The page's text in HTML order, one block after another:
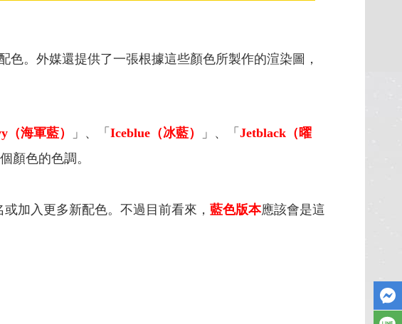
色。外媒還提供了一張根據這些顏色所製作的渲染圖，
（海軍藍） 」、「 Iceblue（冰藍） 」、「 Jetblack（曜
顏色的色調。
加入更多新配色。不過目前看來， 藍色版本應該會是這